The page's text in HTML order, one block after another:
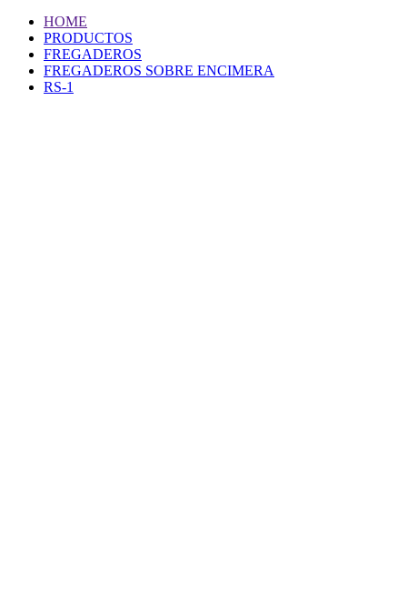
HOME
PRODUCTOS
FREGADEROS
FREGADEROS SOBRE ENCIMERA
RS-1